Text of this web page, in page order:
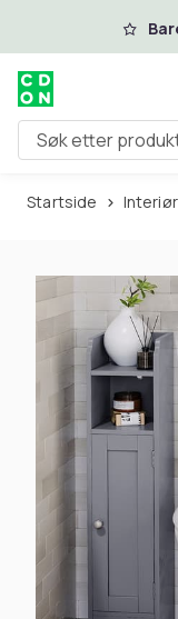
Hopp til
Søk etter
Startside Interiør